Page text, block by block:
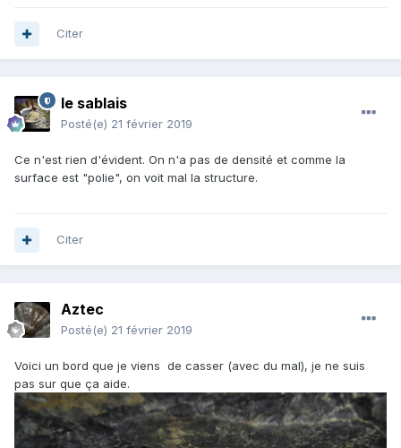
Citer
le sablais
Posté(e) 21 février 2019
Ce n'est rien d'évident. On n'a pas de densité et comme la
surface est "polie", on voit mal la structure.
Citer
Aztec
Posté(e) 21 février 2019
Voici un bord que je viens de casser (avec du mal), je ne suis
pas sur que ça aide.